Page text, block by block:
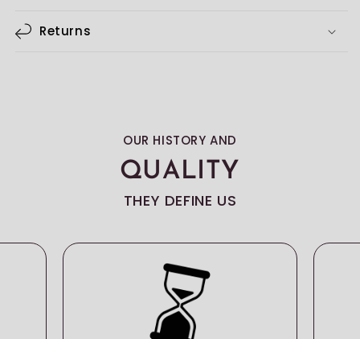
Returns
OUR HISTORY AND
QUALITY
THEY DEFINE US